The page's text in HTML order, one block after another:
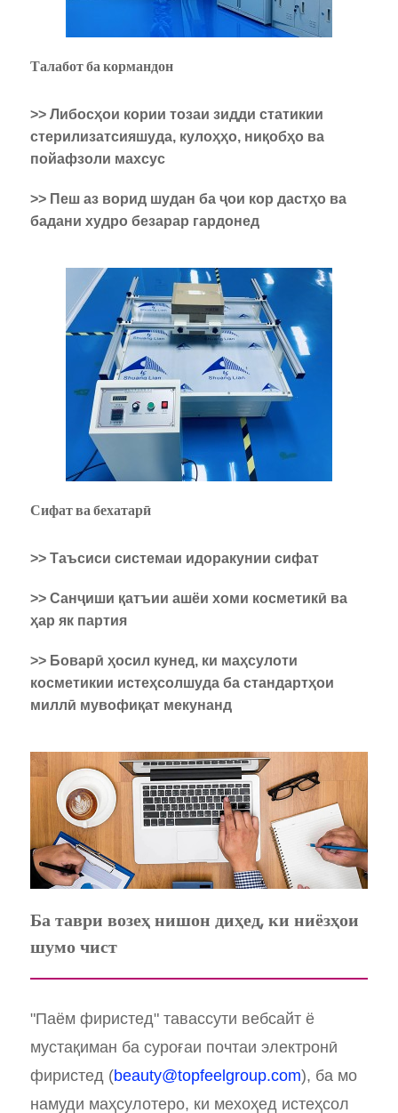
Талабот ба кормандон
>> Либосҳои кории тозаи зидди статикии
стерилизатсияшуда, кулоҳҳо, ниқобҳо ва
пойафзоли махсус
>> Пеш аз ворид шудан ба ҷои кор дастҳо ва
бадани худро безарар гардонед
Сифат ва бехатарӣ
>> Таъсиси системаи идоракунии сифат
>> Санҷиши қатъии ашёи хоми косметикӣ ва
ҳар як партия
>> Боварӣ ҳосил кунед, ки маҳсулоти
косметикии истеҳсолшуда ба стандартҳои
миллӣ мувофиқат мекунанд
Ба таври возеҳ нишон диҳед, ки ниёзҳои
шумо чист
"Паём фиристед" тавассути вебсайт ё
мустақиман ба суроғаи почтаи электронӣ
фиристед (beauty@topfeelgroup.com), ба мо
намуди маҳсулотеро, ки мехоҳед истеҳсол